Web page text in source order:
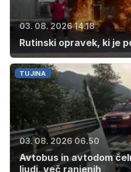
03. 08. 2026 14.18
Rutinski opravek, ki je
TUJINA
03. 08. 2026 06.50
Avtobus in avtodom
ljudi, več ranjenih